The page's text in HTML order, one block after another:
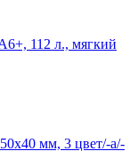
112 л., мягкий